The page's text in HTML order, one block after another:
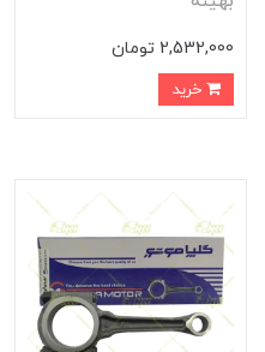
2,532,000 تومان